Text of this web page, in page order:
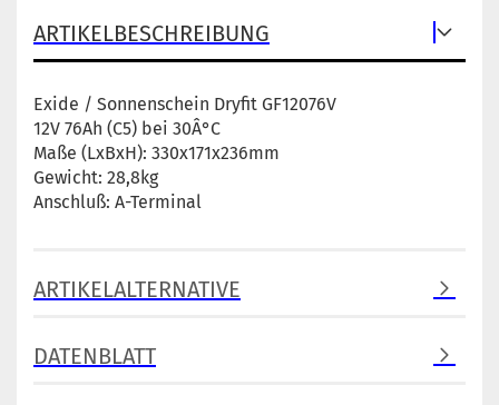
ARTIKELBESCHREIBUNG
Exide / Sonnenschein Dryfit GF12076V
12V 76Ah (C5) bei 30Â°C
Maße (LxBxH): 330x171x236mm
Gewicht: 28,8kg
Anschluß: A-Terminal
ARTIKELALTERNATIVE
DATENBLATT